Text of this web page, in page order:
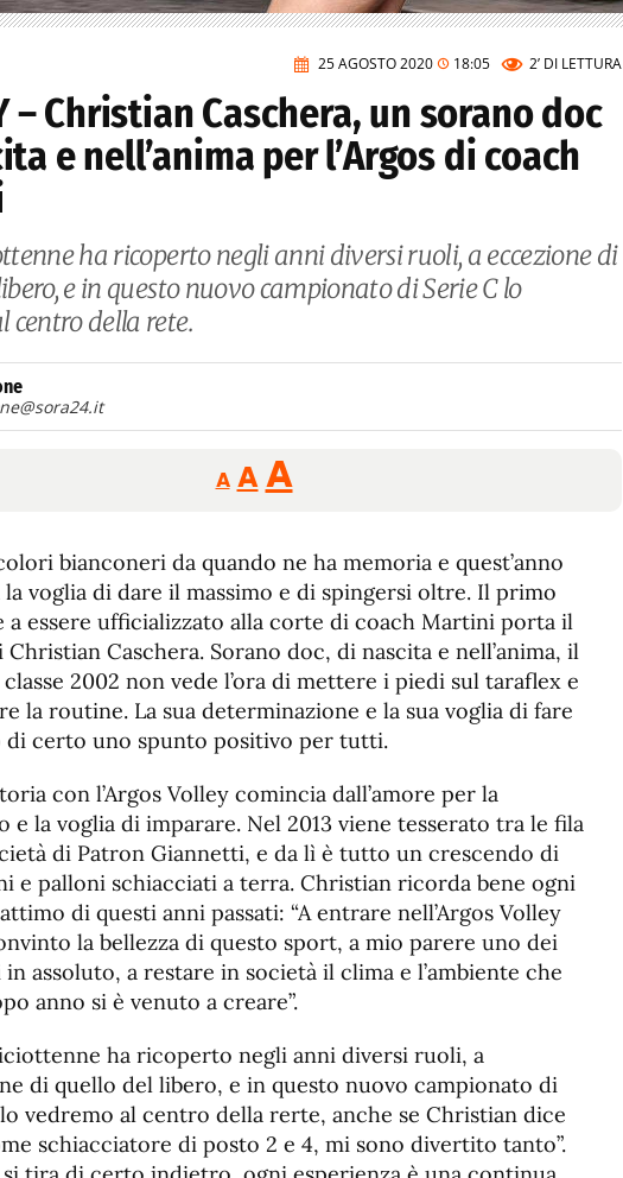
25 AGOSTO 2020 18:05 2’ DI LETTURA
– Christian Caschera, un sorano doc
e nell’anima per l’Argos di coach
ha ricoperto negli anni diversi ruoli, a eccezione di
e in questo nuovo campionato di Serie C lo
centro della rete.
A
Reducir
tamaño
A Restablecer
tamaño
de
fuente
AAumentar
de
fuente.
bianconeri da quando ne ha memoria e quest’anno
voglia di dare il massimo e di spingersi oltre. Il primo
a essere ufficializzato alla corte di coach Martini porta il
Christian Caschera. Sorano doc, di nascita e nell’anima, il
classe 2002 non vede l’ora di mettere i piedi sul taraflex e
la routine. La sua determinazione e la sua voglia di fare
di certo uno spunto positivo per tutti.
con l’Argos Volley comincia dall’amore per la
e la voglia di imparare. Nel 2013 viene tesserato tra le fila
di Patron Giannetti, e da lì è tutto un crescendo di
e palloni schiacciati a terra. Christian ricorda bene ogni
di questi anni passati: “A entrare nell’Argos Volley
la bellezza di questo sport, a mio parere uno dei
assoluto, a restare in società il clima e l’ambiente che
anno si è venuto a creare”.
ha ricoperto negli anni diversi ruoli, a
di quello del libero, e in questo nuovo campionato di
vedremo al centro della rerte, anche se Christian dice
schiacciatore di posto 2 e 4, mi sono divertito tanto”.